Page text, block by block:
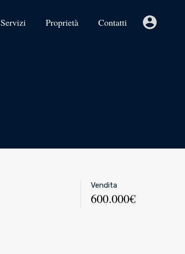
Servizi Proprietà Contatti
Vendita
600.000€